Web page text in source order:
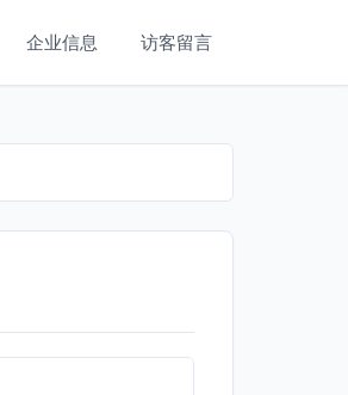
企业信息 访客留言